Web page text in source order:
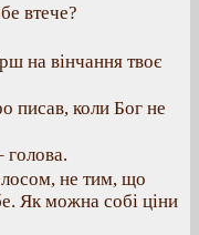
втече?
на вінчання твоє
писав, коли Бог не
не тим, що
Як можна собі ціни